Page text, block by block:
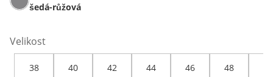
šedá-růžová
Velikost
38 40 42 44 46 48